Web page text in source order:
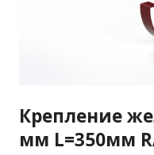
Крепление
мм L=350мм